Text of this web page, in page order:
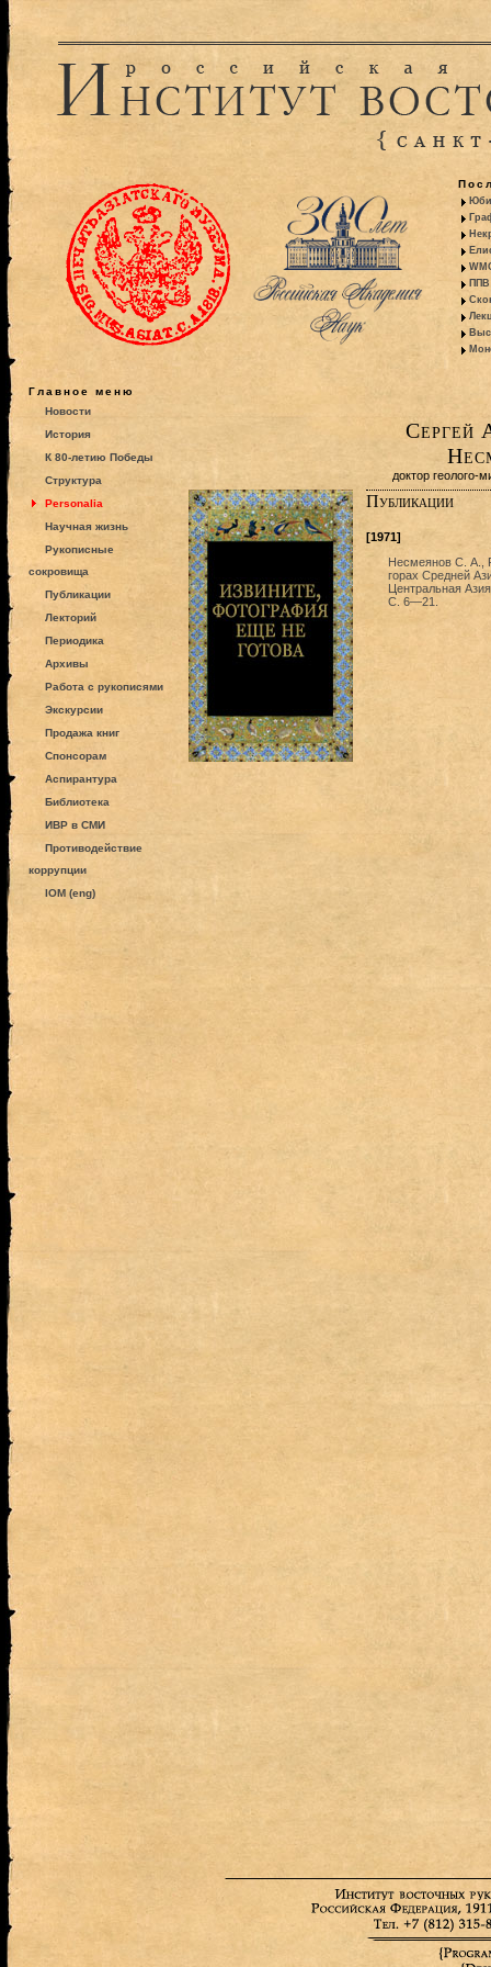
ППВ
Главное меню
Новости
История
К 80-летию Победы
Структура
Personalia
Научная жизнь
Рукописные
сокровища
Публикации
Лекторий
Периодика
Архивы
Работа с рукописями
Экскурсии
Продажа книг
Спонсорам
Аспирантура
Библиотека
ИВР в СМИ
Противодействие
коррупции
IOM (eng)
Сергей
доктор геолого-
Публикации
[1971]
Несмеянов С. А.,
горах Средней
Центральная
С. 6—21.